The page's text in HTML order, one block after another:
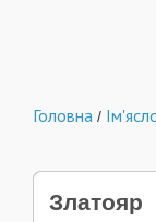
Головна /
Златояр